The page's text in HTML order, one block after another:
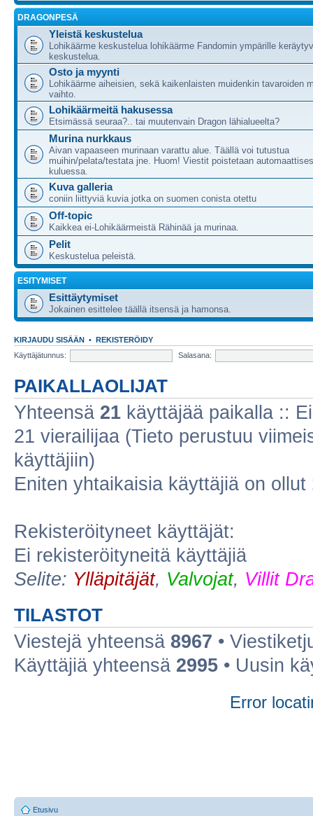
DRAGONPESÄ
Yleistä keskustelua
Lohikäärme keskustelua lohikäärme Fandomin ympärille
keskustelua.
Osto ja myynti
Lohikäärme aiheisien, sekä kaikenlaisten muidenkin tavaroiden
vaihto.
Lohikäärmeitä hakusessa
Etsimässä seuraa?.. tai muutenvain Dragon lähialueelta?
Murina nurkkaus
Aivan vapaaseen murinaan varattu alue. Täällä voi tutustua
muihin/pelata/testata jne. Huom! Viestit poistetaan
kuluessa.
Kuva galleria
coniin liittyviä kuvia jotka on suomen conista otettu
Off-topic
Kaikkea ei-Lohikäärmeistä Rähinää ja murinaa.
Pelit
Keskustelua peleistä.
ESITYMISET
Esittäytymiset
Jokainen esittelee täällä itsensä ja hamonsa.
KIRJAUDU SISÄÄN • REKISTERÖIDY
Käyttäjätunnus:
Salasana:
PAIKALLAOLIJAT
Yhteensä 21 käyttäjää paikalla ::
21 vierailijaa (Tieto perustuu
käyttäjiin)
Eniten yhtaikaisia käyttäjiä on ollut
Rekisteröityneet käyttäjät:
Ei rekisteröityneitä käyttäjiä
Selite: Ylläpitäjät, Valvojat, Villit
TILASTOT
Viestejä yhteensä 8967 •
Käyttäjiä yhteensä 2995 • Uusin
Error
Etusivu